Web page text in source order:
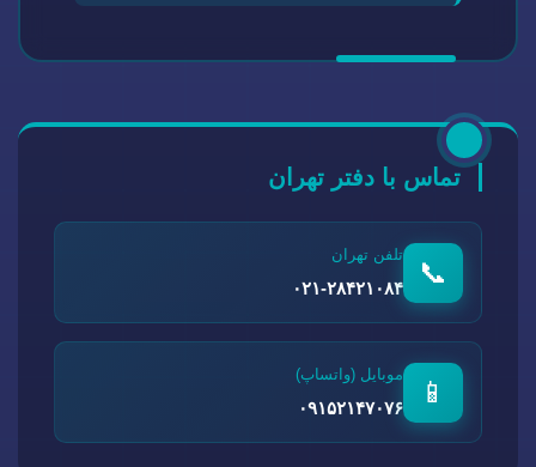
تماس با دفتر تهران
📞
تلفن تهران
۰۲۱-۲۸۴۲۱۰۸۴
📱
موبایل (واتساپ)
۰۹۱۵۲۱۴۷۰۷۶